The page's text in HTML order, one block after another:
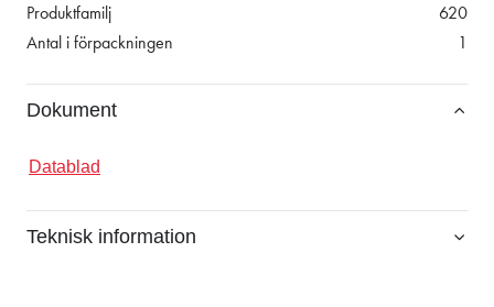
Produktfamilj
620
Antal i förpackningen
1
Dokument
Datablad
Teknisk information